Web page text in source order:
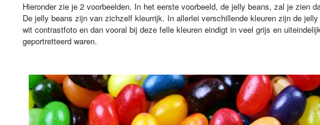
Hieronder zie je 2 voorbeelden. In het eerste voorbeeld, de jelly beans, zal je zien
De jelly beans zijn van zichzelf kleurrijk. In allerlei verschillende kleuren zijn de
wit contrastfoto en dan vooral bij deze felle kleuren eindigt in veel grijs en
geportretteerd waren.